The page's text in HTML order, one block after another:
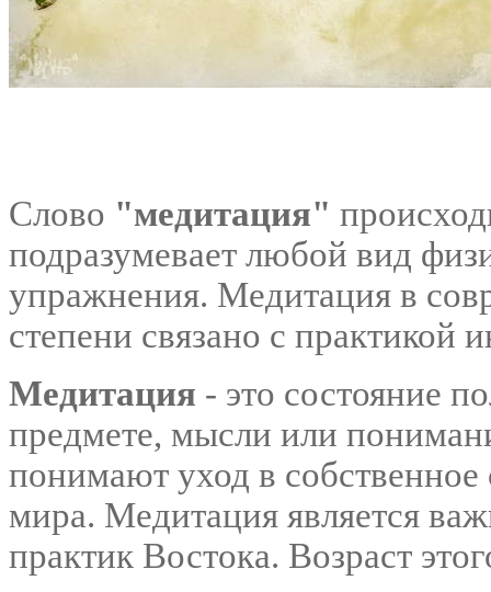
Слово "медитация"
подразумевает любой вид
упражнения. Медитация в
степени связано с практикой
Медитация - это состояние
предмете, мысли или
понимают уход в собственное
мира. Медитация является
практик Востока. Возраст